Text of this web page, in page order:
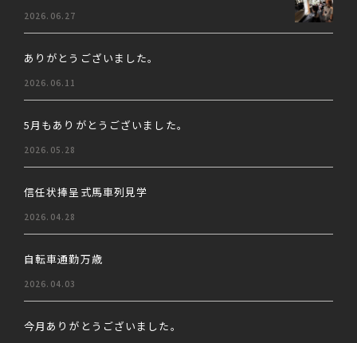
2026.06.27
ありがとうございました。
2026.06.11
5月もありがとうございました。
2026.05.28
信任状捧呈式馬車列見学
2026.04.28
自転車通勤万歳
2026.04.03
今月ありがとうございました。